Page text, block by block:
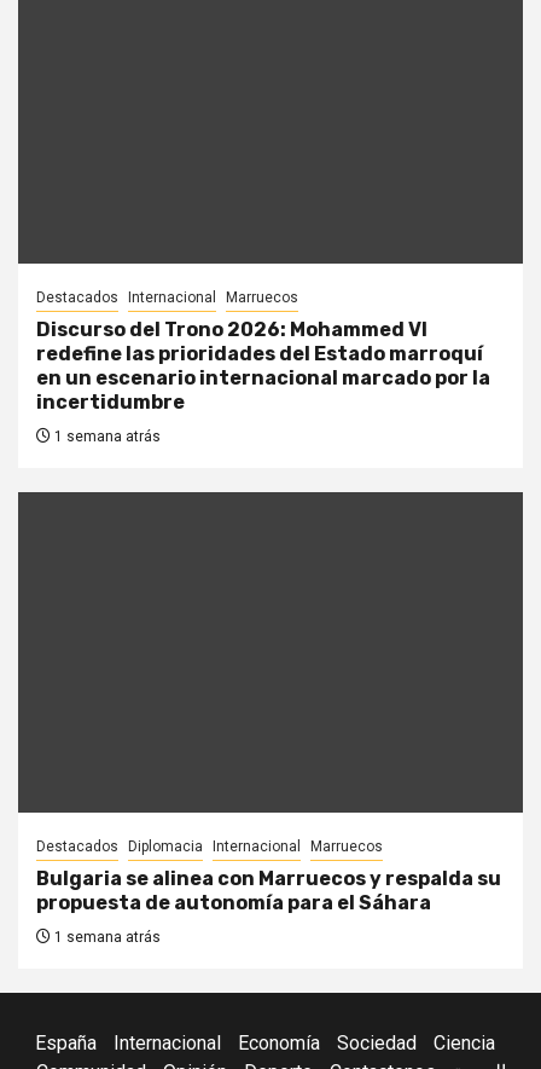
Destacados Internacional Marruecos
Discurso del Trono 2026: Mohammed VI
redefine las prioridades del Estado marroquí
en un escenario internacional marcado por la
incertidumbre
1 semana atrás
Destacados Diplomacia Internacional Marruecos
Bulgaria se alinea con Marruecos y respalda su
propuesta de autonomía para el Sáhara
1 semana atrás
España Internacional Economía Sociedad
Ciencia